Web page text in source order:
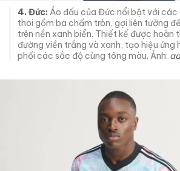
4. Đức: Áo đấu của Đức nổi bật với các
thoi gồm ba chấm tròn, gợi liên tưởng
trên nền xanh biển. Thiết kế được hoàn
đường viền trắng và xanh, tạo hiệu ứng
phối các sắc độ cùng tông màu. Ảnh: